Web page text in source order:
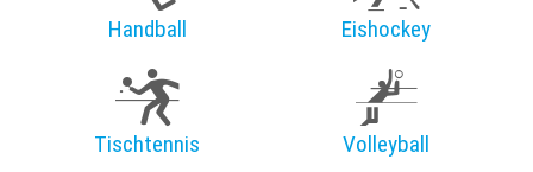
Handball Eishockey
Tischtennis Volleyball